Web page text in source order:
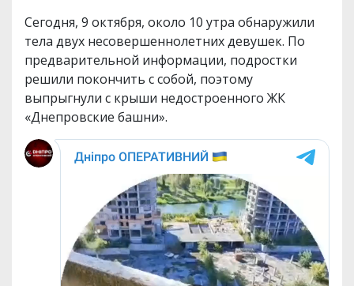
Сегодня, 9 октября, около 10 утра обнаружили
тела двух несовершеннолетних девушек. По
предварительной информации, подростки
решили покончить с собой, поэтому
выпрыгнули с крыши недостроенного ЖК
«Днепровские башни».